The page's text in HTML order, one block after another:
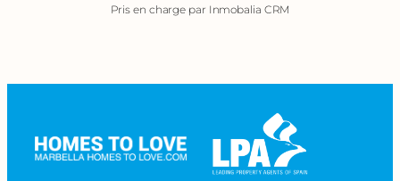
Pris en charge par Inmobalia CRM